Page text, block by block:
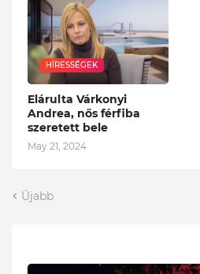
HÍRESSÉGEK
Elárulta Várkonyi
Andrea, nős férfiba
szeretett bele
May 21, 2024
Újabb